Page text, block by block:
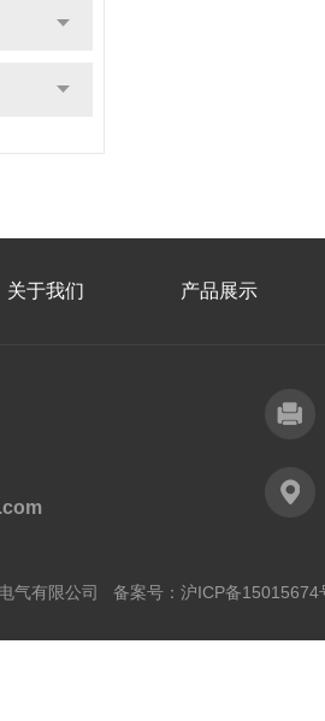
关于我们 产品展示
气有限公司 备案号： 沪ICP备15015674